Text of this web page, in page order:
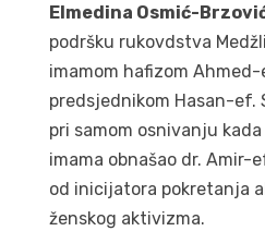
Elmedina Osmić-
podršku rukovdstva
imamom hafizom
predsjednikom Hasan-ef.
pri samom osnivanju
imama obnašao dr. Amir-
od inicijatora pokretanja
ženskog aktivizma.